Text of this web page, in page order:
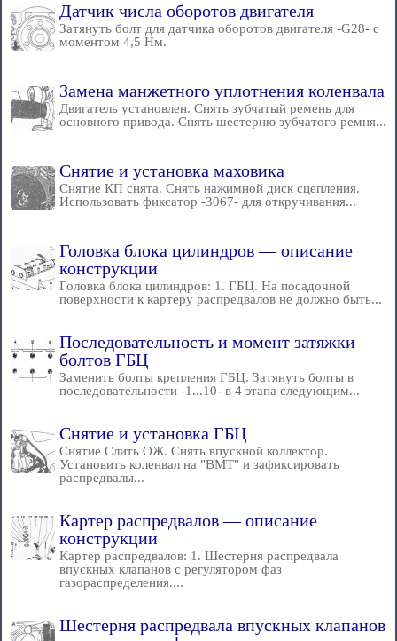
Датчик числа оборотов двигателя
Затянуть болт для датчика оборотов двигателя -G28- с
моментом 4,5 Нм.
Замена манжетного уплотнения коленвала
Двигатель установлен. Снять зубчатый ремень для
основного привода. Снять шестерню зубчатого ремня...
Снятие и установка маховика
Снятие КП снята. Снять нажимной диск сцепления.
Использовать фиксатор -3067- для откручивания...
Головка блока цилиндров — описание
конструкции
Головка блока цилиндров: 1. ГБЦ. На посадочной
поверхности к картеру распредвалов не должно быть...
Последовательность и момент затяжки
болтов ГБЦ
Заменить болты крепления ГБЦ. Затянуть болты в
последовательности -1...10- в 4 этапа следующим...
Снятие и установка ГБЦ
Снятие Слить ОЖ. Снять впускной коллектор.
Установить коленвал на "ВМТ" и зафиксировать
распредвалы...
Картер распредвалов — описание
конструкции
Картер распредвалов: 1. Шестерня распредвала
впускных клапанов с регулятором фаз
газораспределения....
Шестерня распредвала впускных клапанов